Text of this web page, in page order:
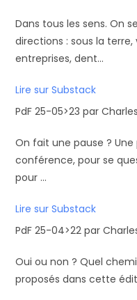
Dans tous les sens. On
directions : sous la
entreprises, dent...
Lire sur Substack
PdF 25-05>23 par
On fait une pause ?
conférence, pour se
pour ...
Lire sur Substack
PdF 25-04>22 par
Oui ou non ? Quel
proposés dans cette